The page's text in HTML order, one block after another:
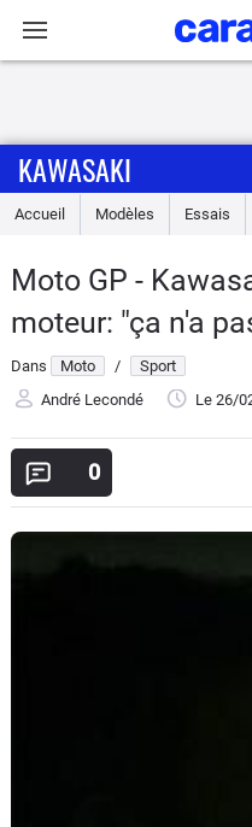
Accueil
Essais
Equipement
Forum
KAWASAKI
Accueil Modèles Essais
Moto GP -
moteur: "ça n'a
Dans Moto /
Sport
André Lecondé
Le 26/
0